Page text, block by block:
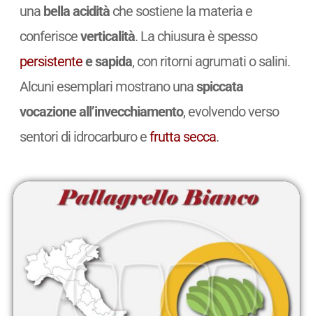
una bella aciditàche sostiene la materia e
conferisceverticalità. La chiusura è spesso
persistentee sapida, con ritorni agrumati o salini.
Alcuni esemplari mostrano unaspiccata
vocazione all’invecchiamento, evolvendo verso
sentori di idrocarburo efrutta secca.